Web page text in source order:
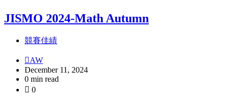
JISMO 2024-Math Autumn
競賽佳績
AW
December 11, 2024
0 min read
0